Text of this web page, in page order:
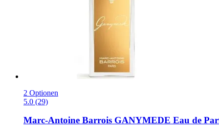
2 Optionen
5.0 (29)
Marc-Antoine Barrois GANYMEDE Eau de